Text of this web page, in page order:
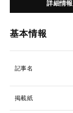
詳細情報
基本情報
記事名
掲載紙